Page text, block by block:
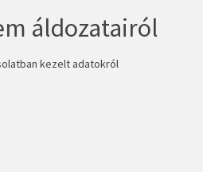
áldozatairól
kezelt adatokról